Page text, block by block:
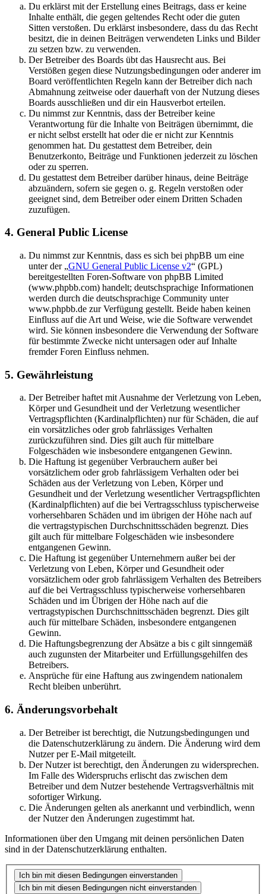
Du erklärst mit der Erstellung eines Beitrags, dass er keine
Inhalte enthält, die gegen geltendes Recht oder die guten
Sitten verstoßen. Du erklärst insbesondere, dass du das Recht
besitzt, die in deinen Beiträgen verwendeten Links und Bilder
zu setzen bzw. zu verwenden.
Der Betreiber des Boards übt das Hausrecht aus. Bei
Verstößen gegen diese Nutzungsbedingungen oder anderer im
Board veröffentlichten Regeln kann der Betreiber dich nach
Abmahnung zeitweise oder dauerhaft von der Nutzung dieses
Boards ausschließen und dir ein Hausverbot erteilen.
Du nimmst zur Kenntnis, dass der Betreiber keine
Verantwortung für die Inhalte von Beiträgen übernimmt, die
er nicht selbst erstellt hat oder die er nicht zur Kenntnis
genommen hat. Du gestattest dem Betreiber, dein
Benutzerkonto, Beiträge und Funktionen jederzeit zu löschen
oder zu sperren.
Du gestattest dem Betreiber darüber hinaus, deine Beiträge
abzuändern, sofern sie gegen o. g. Regeln verstoßen oder
geeignet sind, dem Betreiber oder einem Dritten Schaden
zuzufügen.
4. General Public License
Du nimmst zur Kenntnis, dass es sich bei phpBB um eine
unter der „GNU General Public License v2“ (GPL)
bereitgestellten Foren-Software von phpBB Limited
(www.phpbb.com) handelt; deutschsprachige Informationen
werden durch die deutschsprachige Community unter
www.phpbb.de zur Verfügung gestellt. Beide haben keinen
Einfluss auf die Art und Weise, wie die Software verwendet
wird. Sie können insbesondere die Verwendung der Software
für bestimmte Zwecke nicht untersagen oder auf Inhalte
fremder Foren Einfluss nehmen.
5. Gewährleistung
Der Betreiber haftet mit Ausnahme der Verletzung von Leben,
Körper und Gesundheit und der Verletzung wesentlicher
Vertragspflichten (Kardinalpflichten) nur für Schäden, die auf
ein vorsätzliches oder grob fahrlässiges Verhalten
zurückzuführen sind. Dies gilt auch für mittelbare
Folgeschäden wie insbesondere entgangenen Gewinn.
Die Haftung ist gegenüber Verbrauchern außer bei
vorsätzlichem oder grob fahrlässigem Verhalten oder bei
Schäden aus der Verletzung von Leben, Körper und
Gesundheit und der Verletzung wesentlicher Vertragspflichten
(Kardinalpflichten) auf die bei Vertragsschluss typischerweise
vorhersehbaren Schäden und im übrigen der Höhe nach auf
die vertragstypischen Durchschnittsschäden begrenzt. Dies
gilt auch für mittelbare Folgeschäden wie insbesondere
entgangenen Gewinn.
Die Haftung ist gegenüber Unternehmern außer bei der
Verletzung von Leben, Körper und Gesundheit oder
vorsätzlichem oder grob fahrlässigem Verhalten des Betreibers
auf die bei Vertragsschluss typischerweise vorhersehbaren
Schäden und im Übrigen der Höhe nach auf die
vertragstypischen Durchschnittsschäden begrenzt. Dies gilt
auch für mittelbare Schäden, insbesondere entgangenen
Gewinn.
Die Haftungsbegrenzung der Absätze a bis c gilt sinngemäß
auch zugunsten der Mitarbeiter und Erfüllungsgehilfen des
Betreibers.
Ansprüche für eine Haftung aus zwingendem nationalem
Recht bleiben unberührt.
6. Änderungsvorbehalt
Der Betreiber ist berechtigt, die Nutzungsbedingungen und
die Datenschutzerklärung zu ändern. Die Änderung wird dem
Nutzer per E-Mail mitgeteilt.
Der Nutzer ist berechtigt, den Änderungen zu widersprechen.
Im Falle des Widerspruchs erlischt das zwischen dem
Betreiber und dem Nutzer bestehende Vertragsverhältnis mit
sofortiger Wirkung.
Die Änderungen gelten als anerkannt und verbindlich, wenn
der Nutzer den Änderungen zugestimmt hat.
Informationen über den Umgang mit deinen persönlichen Daten
sind in der Datenschutzerklärung enthalten.